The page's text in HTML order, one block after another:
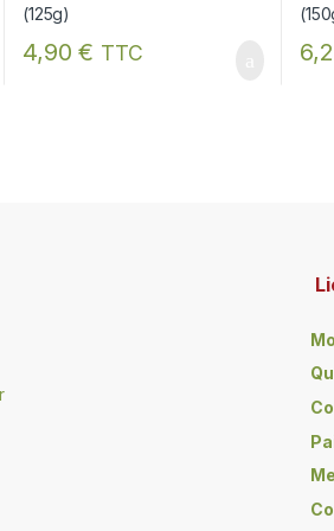
4,90€ TTC